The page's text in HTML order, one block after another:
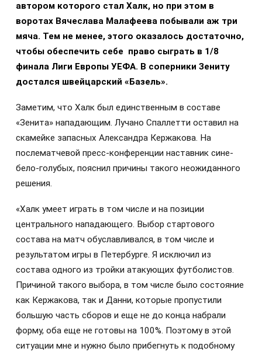
автором которого стал Халк, но при этом в
воротах Вячеслава Малафеева побывали аж три
мяча. Тем не менее, этого оказалось достаточно,
чтобы обеспечить себе право сыграть в 1/8
финала Лиги Европы УЕФА. В соперники Зениту
достался швейцарский «Базель».
Заметим, что Халк был единственным в составе
«Зенита» нападающим. Лучано Спаллетти оставил на
скамейке запасных Александра Кержакова. На
послематчевой пресс-конференции наставник сине-
бело-голубых, пояснил причины такого неожиданного
решения.
«Халк умеет играть в том числе и на позиции
центрального нападающего. Выбор стартового
состава на матч обуславливался, в том числе и
результатом игры в Петербурге. Я исключил из
состава одного из тройки атакующих футболистов.
Причиной такого выбора, в том числе было состояние
как Кержакова, так и Данни, которые пропустили
большую часть сборов и еще не до конца набрали
форму, оба еще не готовы на 100%. Поэтому в этой
ситуации мне и нужно было прибегнуть к подобному